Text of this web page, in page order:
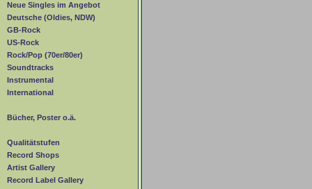
Neue Singles im Angebot
Deutsche (Oldies, NDW)
GB-Rock
US-Rock
Rock/Pop (70er/80er)
Soundtracks
Instrumental
International
Bücher, Poster o.ä.
Qualitätstufen
Record Shops
Artist Gallery
Record Label Gallery